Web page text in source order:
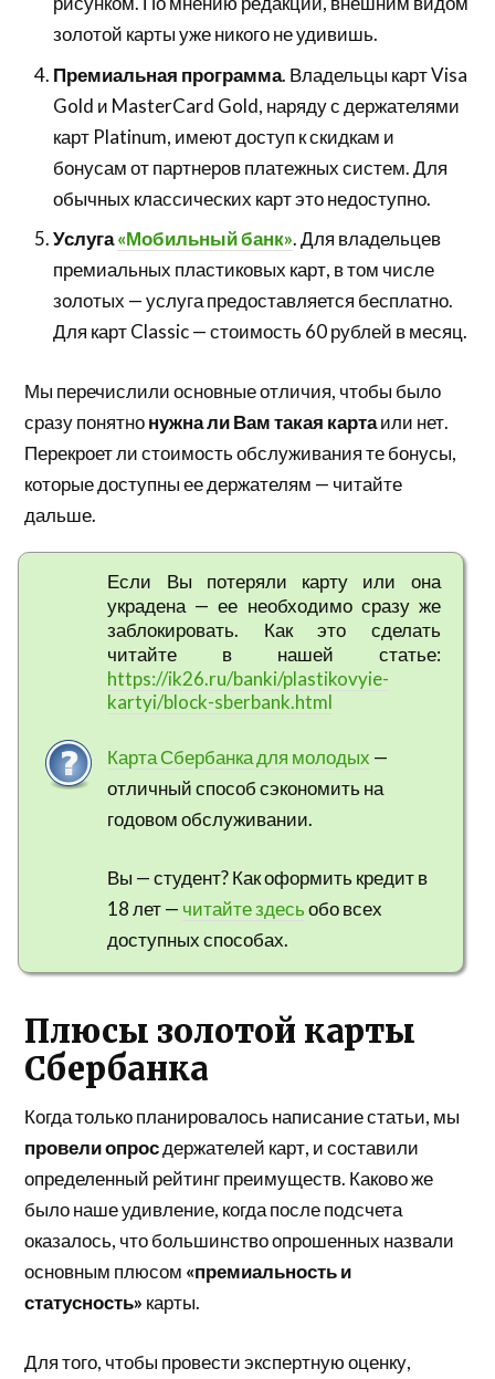
золотой карты уже никого не удивишь.
Премиальная программа. Владельцы карт Visa
Gold и MasterCard Gold, наряду с держателями
карт Platinum, имеют доступ к скидкам и
бонусам от партнеров платежных систем. Для
обычных классических карт это недоступно.
Услуга«Мобильный банк». Для владельцев
премиальных пластиковых карт, в том числе
золотых — услуга предоставляется бесплатно.
Для карт Classic — стоимость 60 рублей в месяц.
Мы перечислили основные отличия, чтобы было
сразу понятнонужна ли Вам такая картаили нет.
Перекроет ли стоимость обслуживания те бонусы,
которые доступны ее держателям — читайте
дальше.
Если Вы потеряли карту или она
украдена — ее необходимо сразу же
заблокировать. Как это сделать
читайте в нашей статье:
https://ik26.ru/banki/plastikovyie-
kartyi/block-sberbank.html
Карта Сбербанка для молодых —
отличный способ сэкономить на
годовом обслуживании.
Вы — студент? Как оформить кредит в
18 лет — читайте здесьобо всех
доступных способах.
Плюсы золотой карты
Сбербанка
Когда только планировалось написание статьи, мы
провели опросдержателей карт, и составили
определенный рейтинг преимуществ. Каково же
было наше удивление, когда после подсчета
оказалось, что большинство опрошенных назвали
основным плюсом «премиальность и
статусность» карты.
Для того, чтобы провести экспертную оценку,